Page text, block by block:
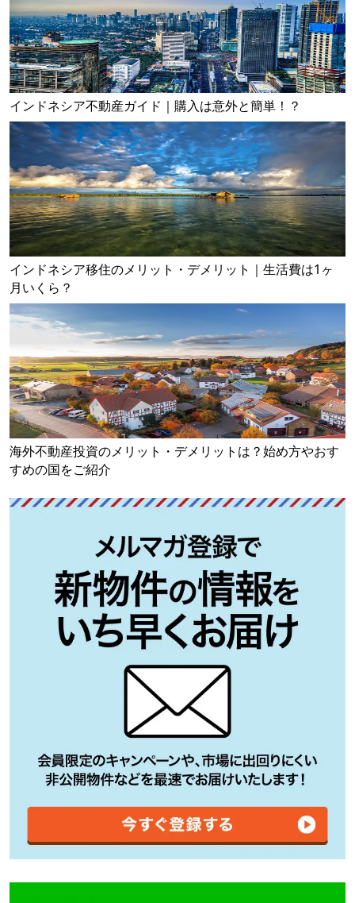
インドネシア不動産ガイド｜購入は意外と簡単！？
インドネシア移住のメリット・デメリット｜生活費は1ヶ
月いくら？
海外不動産投資のメリット・デメリットは？始め方やおす
すめの国をご紹介